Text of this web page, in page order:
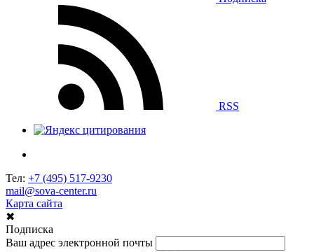
RSS
Тел: +7 (495) 517-9230
mail@sova-center.ru
Карта сайта
✖
Подписка
Ваш адрес электронной почты